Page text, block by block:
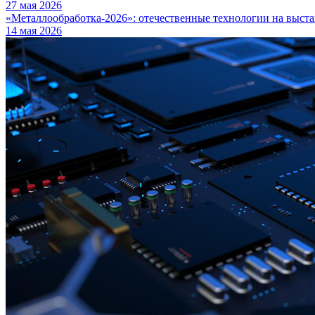
27 мая 2026
«Металлообработка-2026»: отечественные технологии на
14 мая 2026